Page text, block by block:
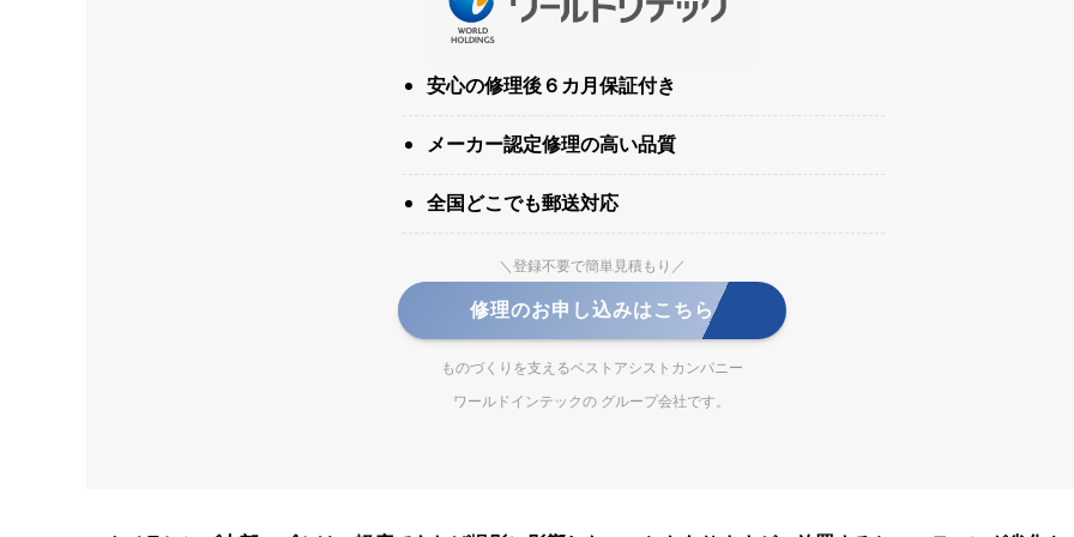
安心の修理後６カ月保証付き
メーカー認定修理の高い品質
全国どこでも郵送対応
＼登録不要で簡単見積もり／
修理のお申し込みはこちら
ものづくりを支えるベストアシストカンパニー
ワールドインテックの グループ会社です。